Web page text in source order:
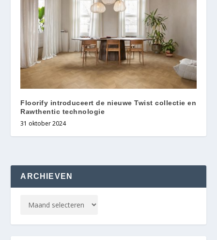
Floorify introduceert de nieuwe Twist collectie en
Rawthentic technologie
31 oktober 2024
ARCHIEVEN